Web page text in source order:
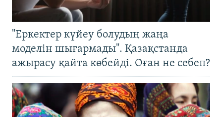
"Еркектер күйеу болудың жаңа
моделін шығармады". Қазақстанда
ажырасу қайта көбейді. Оған не себеп?